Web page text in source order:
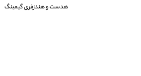
هدست و هندزفری گیمینگ